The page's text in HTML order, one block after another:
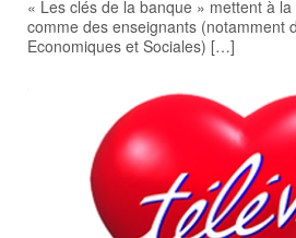
« Les clés de la banque » mettent à
comme des enseignants (notamment
Economiques et Sociales) […]